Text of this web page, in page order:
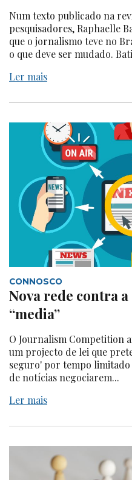
Num texto publicado na
pesquisadores, Raphaelle
que o jornalismo teve no
o que deve ser mudado.
Ler mais
CONNOSCO
Nova rede contra
“media”
O Journalism Competition
um projecto de lei que
seguro' por tempo
de notícias negociarem...
Ler mais